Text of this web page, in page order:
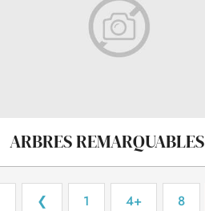
ARBRES REMARQUABLES
❮ 1 4+ 8